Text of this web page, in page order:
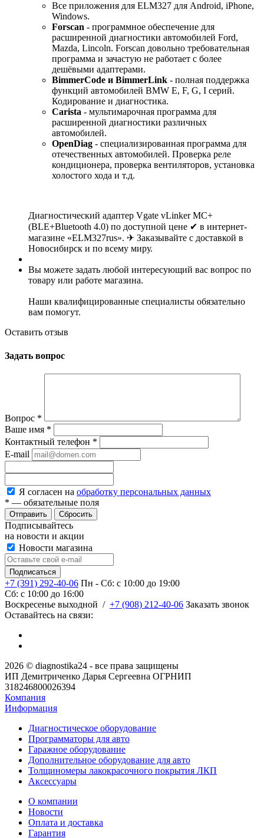
Все приложения для ELM327 для Android, iPhone,
Windows.
Forscan - программное обеспечение для
расширенной диагностики автомобилей Ford,
Mazda, Lincoln. Forscan довольно требовательная
программа и зачастую не работает с более
дешёвыми адаптерами.
BimmerCode и BimmerLink - полная поддержка
функций автомобилей BMW E, F, G, I серий.
Кодирование и диагностика.
Carista - мультимарочная программа для
расширенной диагностики различных
автомобилей.
OpenDiag - специализированная программа для
отечественных автомобилей. Проверка реле
кондиционера, проверка вентиляторов, установка
холостого хода и т.д.
Диагностический адаптер Vgate vLinker MC+
(BLE+Bluetooth 4.0) по доступной цене ✔ в интернет-
магазине «ELM327rus». ✈ Заказывайте с доставкой в
Новосибирск и по всему миру.
Вы можете задать любой интересующий вас вопрос по
товару или работе магазина.
Наши квалифицированные специалисты обязательно
вам помогут.
Оставить отзыв
Задать вопрос
Вопрос *
Ваше имя *
Контактный телефон *
E-mail
Я согласен на обработку персональных данных
* — обязательные поля
Сбросить
Подписывайтесь
на новости и акции
Новости магазина
+7 (391) 292-40-06 Пн - Сб: c 10:00 до 19:00
Сб: c 10:00 до 16:00
​Воскресенье выходной / +7 (908) 212-40-06 Заказать звонок
Оставайтесь на связи:
2026 © diagnostika24 - все права защищены
ИП Демитриченко Дарья Сергеевна ОГРНИП
318246800026394
Компания
Информация
Диагностическое оборудование
Программаторы для авто
Гаражное оборудование
Дополнительное оборудование для авто
Толщиномеры лакокрасочного покрытия ЛКП
Аксессуары
О компании
Новости
Оплата и доставка
Гарантия